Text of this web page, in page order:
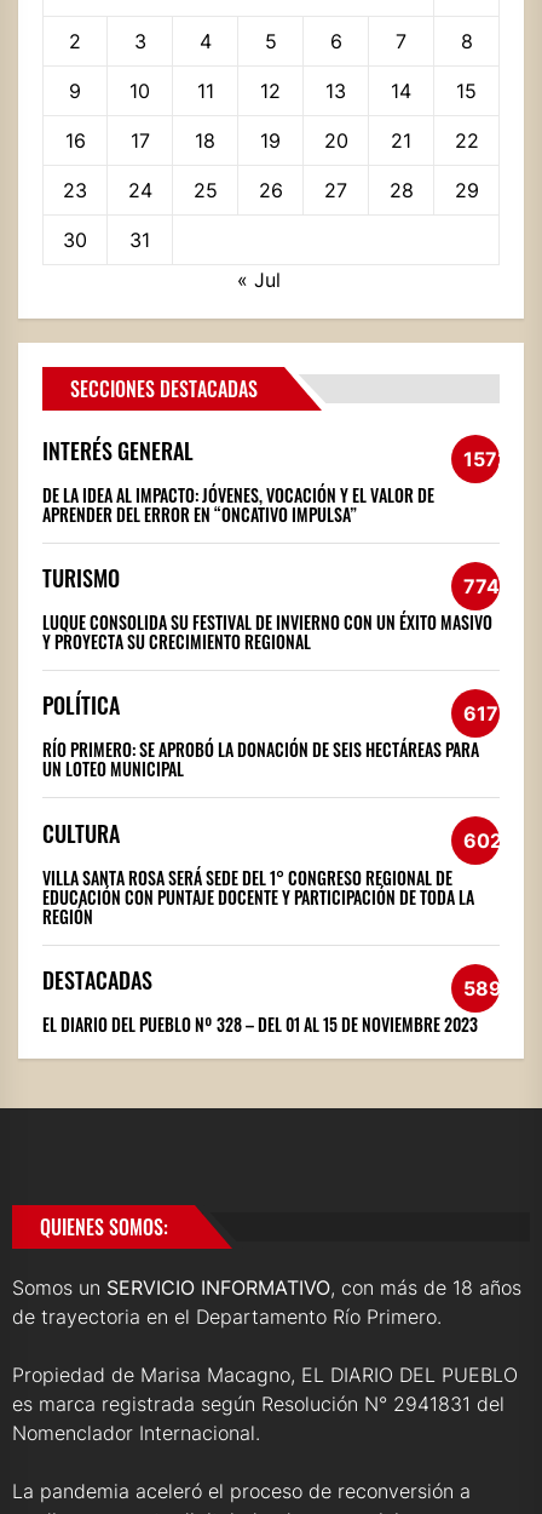
2 3 4 5 6 7 8
9 10 11 12 13 14 15
16 17 18 19 20 21 22
23 24 25 26 27 28 29
30
31
« Jul
SECCIONES DESTACADAS
INTERÉS GENERAL 1572
DE LA IDEA AL IMPACTO: JÓVENES, VOCACIÓN Y EL VALOR DE
APRENDER DEL ERROR EN “ONCATIVO IMPULSA”
TURISMO 774
LUQUE CONSOLIDA SU FESTIVAL DE INVIERNO CON UN ÉXITO MASIVO
Y PROYECTA SU CRECIMIENTO REGIONAL
POLÍTICA 617
RÍO PRIMERO: SE APROBÓ LA DONACIÓN DE SEIS HECTÁREAS PARA
UN LOTEO MUNICIPAL
CULTURA 602
VILLA SANTA ROSA SERÁ SEDE DEL 1° CONGRESO REGIONAL DE
EDUCACIÓN CON PUNTAJE DOCENTE Y PARTICIPACIÓN DE TODA LA
REGIÓN
DESTACADAS 589
EL DIARIO DEL PUEBLO Nº 328 – DEL 01 AL 15 DE NOVIEMBRE 2023
QUIENES SOMOS:
Somos un SERVICIO INFORMATIVO, con más de 18 años
de trayectoria en el Departamento Río Primero.
Propiedad de Marisa Macagno, EL DIARIO DEL PUEBLO
es marca registrada según Resolución N° 2941831 del
Nomenclador Internacional.
La pandemia aceleró el proceso de reconversión a